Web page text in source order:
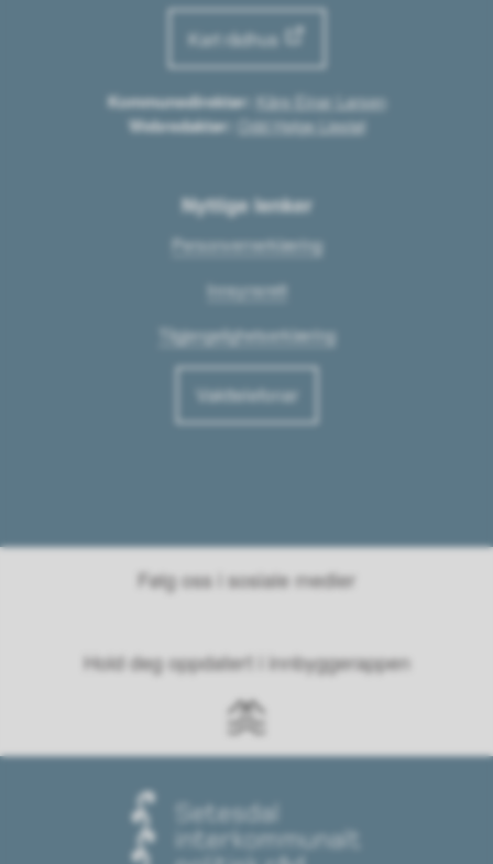
Kart rådhus
Kommunedirektør: Kåre Einar Larsen
Webredaktør: Odd Helge Liestøl
Nyttige lenker
Personvernerklæring
Innsynsrett
Tilgjengelighetserklæring
Vakttelefonar
Følg oss i sosiale medier
Hold deg oppdatert i innbyggerappen